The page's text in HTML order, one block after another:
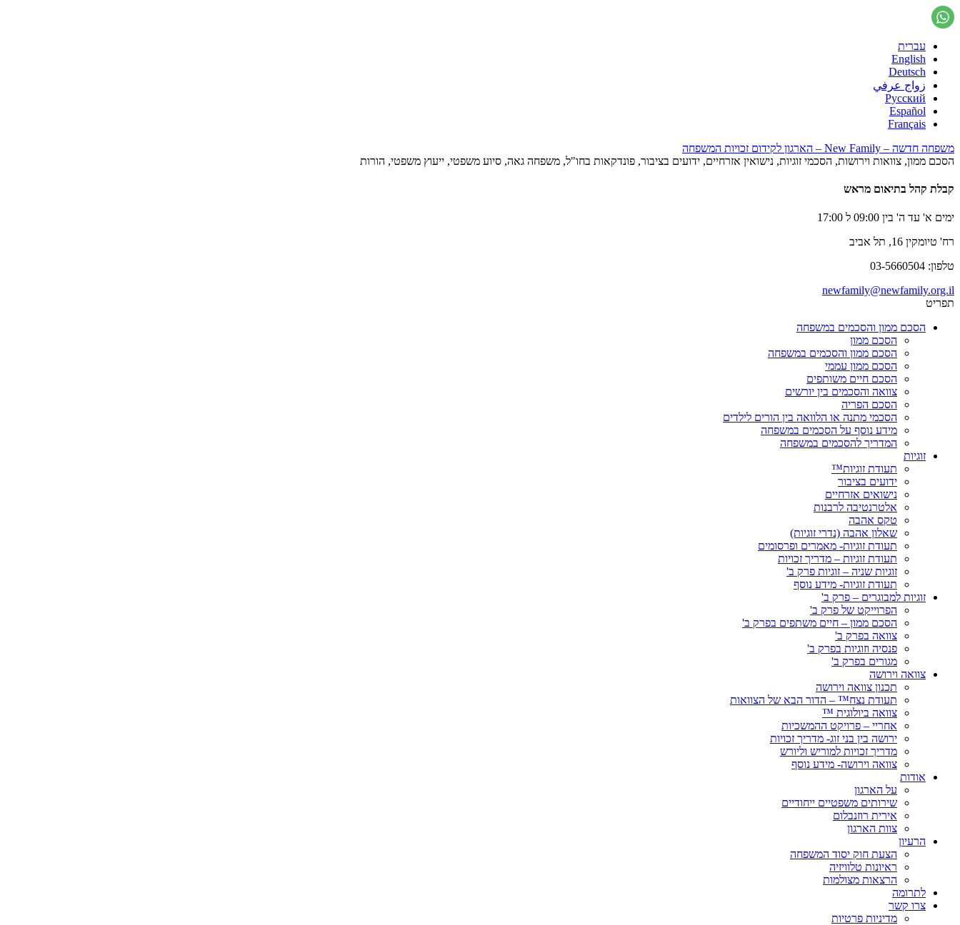
עברית
English
Deutsch
زواج عرفي
Русский
Español
Français
משפחה חדשה – New Family – הארגון לקידום זכויות המשפחה
הסכם ממון, צוואות וירושות, הסכמי זוגיות, נישואין אזרחיים, ידועים בציבור, פונדקאות בחו"ל, משפחה גאה, סיוע משפטי, ייעוץ משפטי, הורות
קבלת קהל בתיאום מראש
ימים א' עד ה' בין 09:00 ל 17:00
רח' טיומקין 16, תל אביב
טלפון: 03-5660504
newfamily@newfamily.org.il
תפריט
הסכם ממון והסכמים במשפחה
הסכם ממון
הסכם ממון והסכמים במשפחה
הסכם ממון עממי
הסכם חיים משותפים
צוואה והסכמים בין יורשים
הסכם הפריה
הסכמי מתנה או הלוואה בין הורים לילדים
מידע נוסף על הסכמים במשפחה
המדריך להסכמים במשפחה
זוגיות
תעודת זוגיות™
ידועים בציבור
נישואים אזרחיים
אלטרנטיבה לרבנות
טקס אהבה
שאלון אהבה (נדרי זוגיות)
תעודת זוגיות- מאמרים ופרסומים
תעודת זוגיות – מדריך זכויות
זוגיות שניה – זוגיות פרק ב'
תעודת זוגיות- מידע נוסף
זוגיות למבוגרים – פרק ב'
הפרוייקט של פרק ב'
הסכם ממון – חיים משתפים בפרק ב'
צוואה בפרק ב'
פנסיה וזוגיות בפרק ב'
מגורים בפרק ב'
צוואה וירושה
תכנון צוואה וירושה
תעודת נצח™ – הדור הבא של הצוואות
צוואה ביולוגית ™
אחריי – פרויקט ההמשכיות
ירושה בין בני זוג- מדריך זכויות
מדריך זכויות למוריש וליורש
צוואה וירושה- מידע נוסף
אודות
על הארגון
שירותים משפטיים ייחודיים
אירית רוזנבלום
צוות הארגון
הרעיון
הצעת חוק יסוד המשפחה
ראיונות טלוויזיה
הרצאות מצולמות
לתרומה
צרו קשר
מדיניות פרטיות